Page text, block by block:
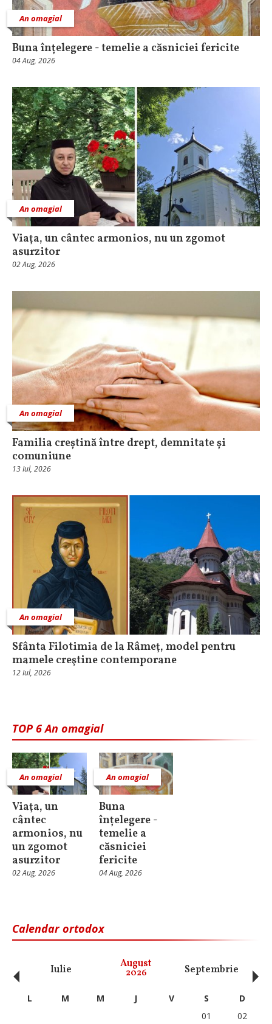
An omagial
Buna înțelegere - temelie a căsniciei fericite
04 Aug, 2026
An omagial
Viaţa, un cântec armonios, nu un zgomot
asurzitor
02 Aug, 2026
An omagial
Familia creștină între drept, demnitate și
comuniune
13 Iul, 2026
An omagial
Sfânta Filotimia de la Râmeţ, model pentru
mamele creştine contemporane
12 Iul, 2026
TOP 6 An omagial
An omagial
Viaţa, un
cântec
armonios, nu
un zgomot
asurzitor
02 Aug, 2026
An omagial
Buna
înțelegere -
temelie a
căsniciei
fericite
04 Aug, 2026
Calendar ortodox
Iulie August
2026 Septembrie
‹ L M M J V S
D
01
02